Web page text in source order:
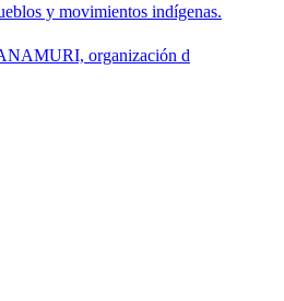
y movimientos indígenas.
organización d